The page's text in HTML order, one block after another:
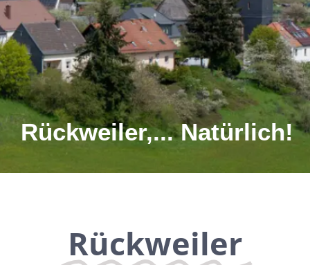
Rückweiler,... Natürlich!
Rückweiler